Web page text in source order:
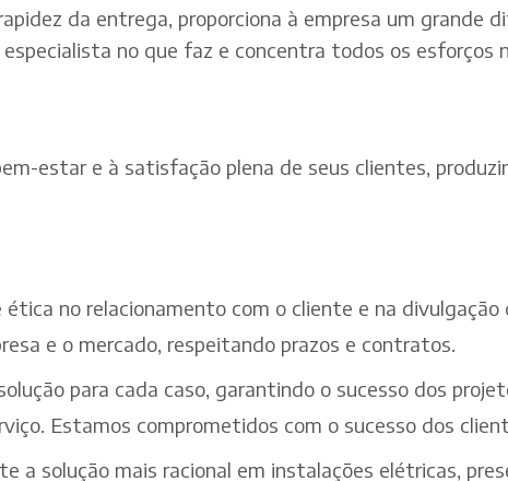
da entrega, proporciona à empresa um grande
especialista no que faz e concentra todos os
estar e à satisfação plena de seus clientes,
ética no relacionamento com o cliente e na
e o mercado, respeitando prazos e contratos.
para cada caso, garantindo o sucesso dos
Estamos comprometidos com o sucesso dos
a solução mais racional em instalações elétricas,